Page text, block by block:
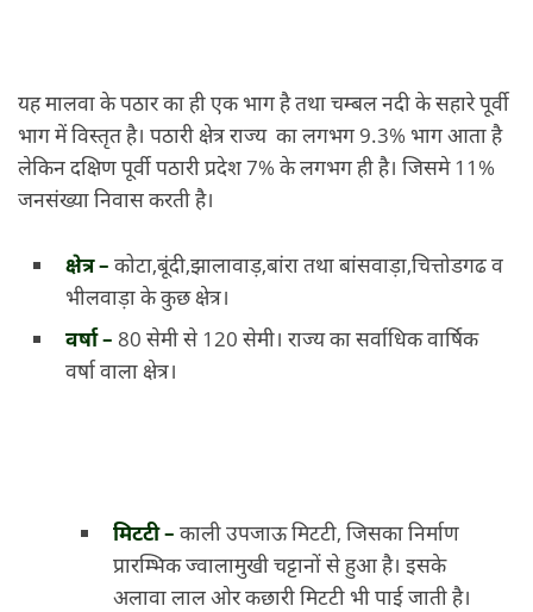
यह मालवा के पठार का ही एक भाग है तथा चम्बल नदी के सहारे पूर्वी
भाग में विस्तृत है। पठारी क्षेत्र राज्य का लगभग 9.3% भाग आता है
लेकिन दक्षिण पूर्वी पठारी प्रदेश 7% के लगभग ही है। जिसमे 11%
जनसंख्या निवास करती है।
क्षेत्र – कोटा,बूंदी,झालावाड़,बांरा तथा बांसवाड़ा,चित्तोडगढ व
भीलवाड़ा के कुछ क्षेत्र।
वर्षा – 80 सेमी से 120 सेमी। राज्य का सर्वाधिक वार्षिक
वर्षा वाला क्षेत्र।
मिटटी – काली उपजाऊ मिटटी, जिसका निर्माण
प्रारम्भिक ज्वालामुखी चट्टानों से हुआ है। इसके
अलावालाल ओर कछारी मिटटी भी पाई जाती है।